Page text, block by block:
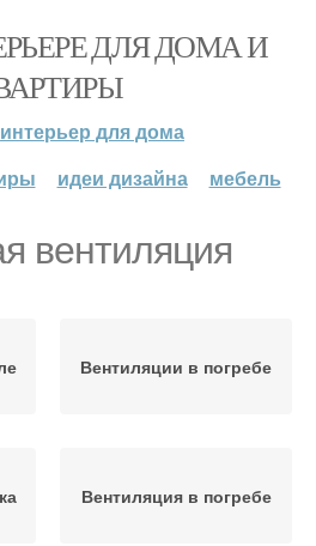
ДЛЯ ДОМА И
интерьер для дома
идеи дизайна мебель
вентиляция
Вентиляции в погребе
Вентиляция в погребе